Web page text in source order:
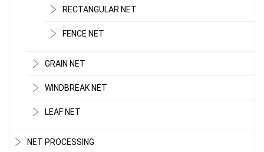
RECTANGULAR NET
FENCE NET
GRAIN NET
WINDBREAK NET
LEAF NET
NET PROCESSING